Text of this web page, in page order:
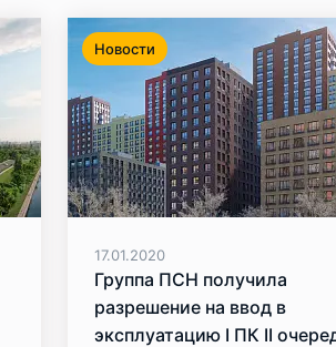
Новости
17.01.2020
Группа ПСН получила
разрешение на ввод в
эксплуатацию I ПК II